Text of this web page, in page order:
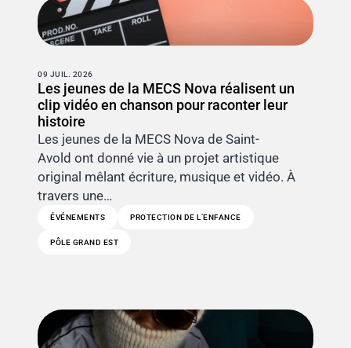
09 JUIL. 2026
Les jeunes de la MECS Nova réalisent un
clip vidéo en chanson pour raconter leur
histoire
Les jeunes de la MECS Nova de Saint-
Avold ont donné vie à un projet artistique
original mêlant écriture, musique et vidéo. À
travers une…
ÉVÉNEMENTS PROTECTION DE L’ENFANCE
PÔLE GRAND EST